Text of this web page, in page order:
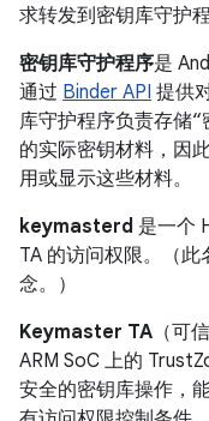
求转发到密钥库守护
密钥库守护程序是
通过 Binder API 提供
库守护程序负责存储
的实际密钥材料，因
用或显示这些材料。
keymasterd 是一个
TA 的访问权限。（
念。）
Keymaster TA （可
ARM SoC 上的
安全的密钥库操作，